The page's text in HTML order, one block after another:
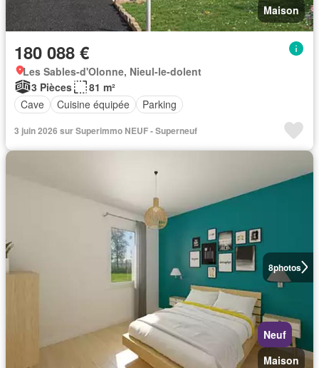
Maison
180 088 €
Les Sables-d'Olonne, Nieul-le-dolent
3 Pièces
81 m²
Cave
Cuisine équipée Parking
3 juin 2026 sur Superimmo NEUF - Superneuf
8photos
Neuf
Maison